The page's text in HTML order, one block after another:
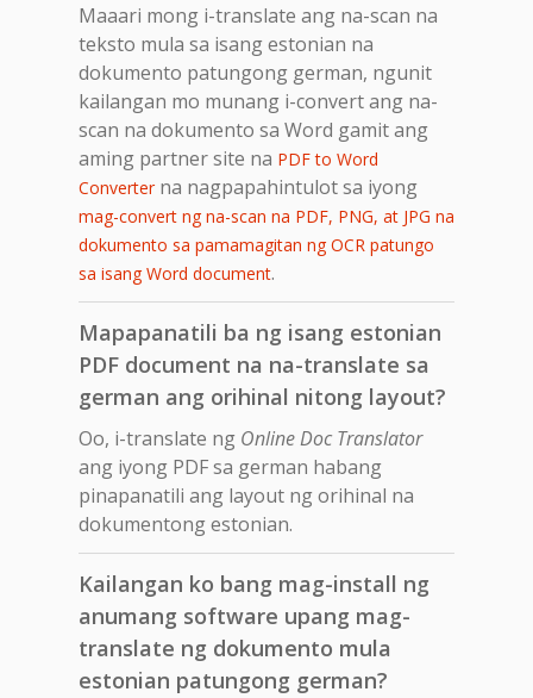
Maaari mong i-translate ang na-scan na
teksto mula sa isang estonian na
dokumento patungong german, ngunit
kailangan mo munang i-convert ang na-
scan na dokumento sa Word gamit ang
aming partner site na PDF to Word
Converterna nagpapahintulot sa iyong
mag-convert ng na-scan na PDF, PNG, at JPG na
dokumento sa pamamagitan ng OCR patungo
sa isang Word document.
Mapapanatili ba ng isang estonian
PDF document na na-translate sa
german ang orihinal nitong layout?
Oo, i-translate ng Online Doc Translator
ang iyong PDF sa german habang
pinapanatili ang layout ng orihinal na
dokumentong estonian.
Kailangan ko bang mag-install ng
anumang software upang mag-
translate ng dokumento mula
estonian patungong german?